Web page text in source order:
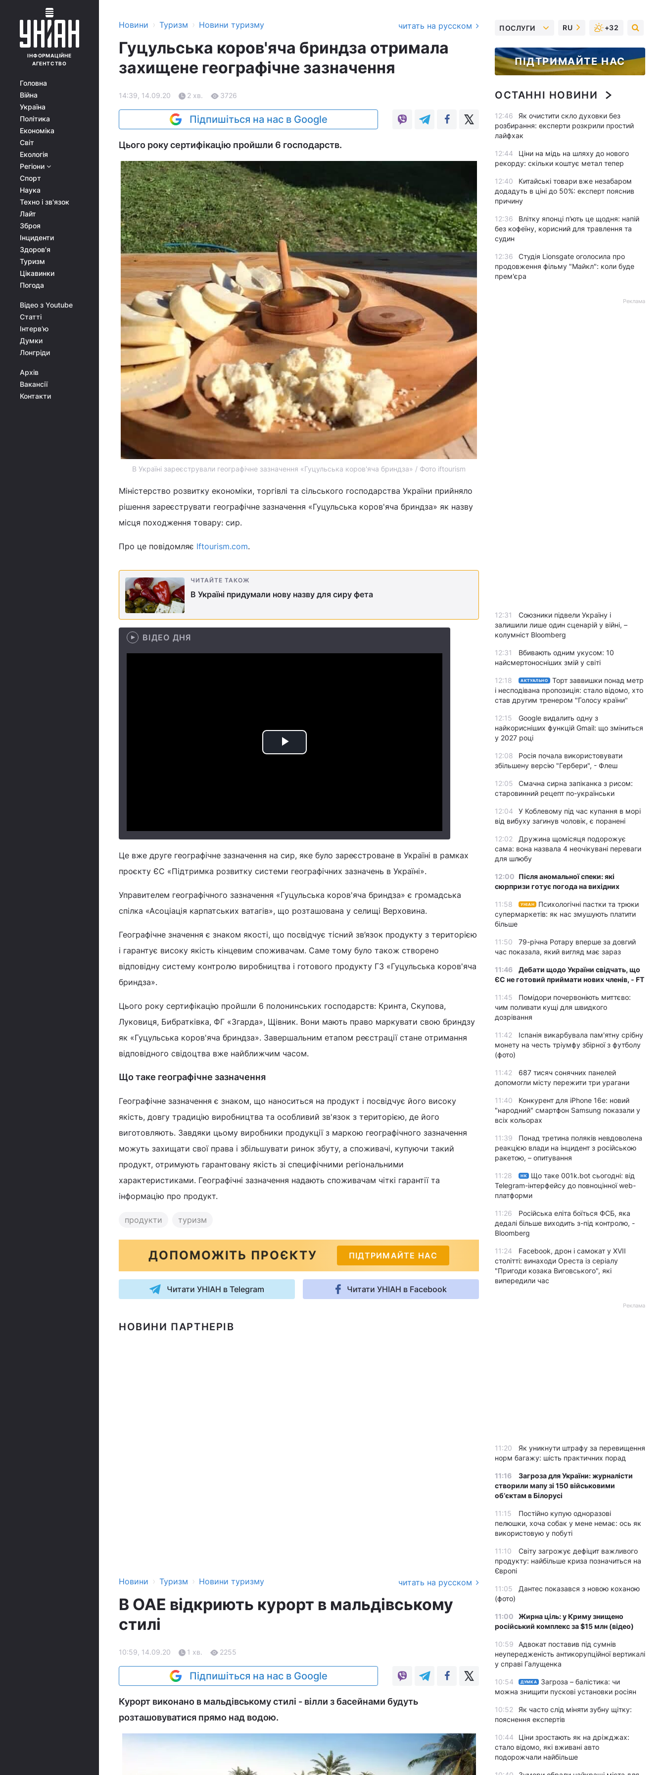
ІНФОРМАЦІЙНЕ
АГЕНТСТВО
Головна
Війна
Україна
Політика
Економіка
Світ
Екологія
Регіони
Спорт
Наука
Техно і зв'язок
Лайт
Зброя
Інциденти
Здоров'я
Туризм
Цікавинки
Погода
Відео з Youtube
Статті
Інтерв'ю
Думки
Лонгріди
Архів
Вакансії
Контакти
Новини › Туризм › Новини туризму читать на русском
Гуцульська коров'яча бриндза отримала
захищене географічне зазначення
14:39, 14.09.20 2 хв. 3726
Підпишіться на нас в Google
Цього року сертифікацію пройшли 6 господарств.
В Україні зареєстрували географічне зазначення «Гуцульська коров'яча бриндза» / Фото iftourism
Міністерство розвитку економіки, торгівлі та сільського господарства України прийняло
рішення зареєструвати географічне зазначення «Гуцульська коров'яча бриндза» як назву
місця походження товару: сир.
Про це повідомляє Іftourism.com.
ЧИТАЙТЕ ТАКОЖ
В Україні придумали нову назву для сиру фета
ВІДЕО ДНЯ
Play
Це вже друге географічне зазначення на сир, яке було зареєстроване в Україні в рамках
проєкту ЄС «Підтримка розвитку системи географічних зазначень в Україні».
Управителем географічного зазначення «Гуцульська коров'яча бриндза» є громадська
спілка «Асоціація карпатських ватагів», що розташована у селищі Верховина.
Географічне значення є знаком якості, що посвідчує тісний зв’язок продукту з територією
і гарантує високу якість кінцевим споживачам. Саме тому було також створено
відповідну систему контролю виробництва і готового продукту ГЗ «Гуцульська коров'яча
бриндза».
Цього року сертифікацію пройшли 6 полонинських господарств: Кринта, Скупова,
Луковиця, Бибратківка, ФГ «Згарда», Щівник. Вони мають право маркувати свою бриндзу
як «Гуцульська коров'яча бриндза». Завершальним етапом реєстрації стане отримання
відповідного свідоцтва вже найближчим часом.
Що таке географічне зазначення
Географічне зазначення є знаком, що наноситься на продукт і посвідчує його високу
якість, довгу традицію виробництва та особливий зв'язок з територією, де його
виготовляють. Завдяки цьому виробники продукції з маркою географічного зазначення
можуть захищати свої права і збільшувати ринок збуту, а споживачі, купуючи такий
продукт, отримують гарантовану якість зі специфічними регіональними
характеристиками. Географічні зазначення надають споживачам чіткі гарантії та
інформацію про продукт.
продукти туризм
ДОПОМОЖІТЬ ПРОЄКТУ ПІДТРИМАЙТЕ НАС
Читати УНІАН в Telegram Читати УНІАН в Facebook
НОВИНИ ПАРТНЕРІВ
Новини › Туризм › Новини туризму читать на русском
​В ОАЕ відкриють курорт в мальдівському
стилі
10:59, 14.09.20 1 хв. 2255
Підпишіться на нас в Google
Курорт виконано в мальдівському стилі - вілли з басейнами будуть
розташовуватися прямо над водою.
ПОСЛУГИ RU +32
ПІДТРИМАЙТЕ НАС
ОСТАННІ НОВИНИ
12:46
Як очистити скло духовки без
розбирання: експерти розкрили простий
лайфхак
12:44
Ціни на мідь на шляху до нового
рекорду: скільки коштує метал тепер
12:40
Китайські товари вже незабаром
додадуть в ціні до 50%: експерт пояснив
причину
12:36
Влітку японці п'ють це щодня: напій
без кофеїну, корисний для травлення та
судин
12:36
Студія Lionsgate оголосила про
продовження фільму "Майкл": коли буде
прем'єра
Реклама
12:31
Союзники підвели Україну і
залишили лише один сценарій у війні, –
колумніст Bloomberg
12:31
Вбивають одним укусом: 10
найсмертоносніших змій у світі
12:18 АКТУАЛЬНО
Торт заввишки понад метр
і несподівана пропозиція: стало відомо, хто
став другим тренером "Голосу країни"
12:15
Google видалить одну з
найкорисніших функцій Gmail: що зміниться
у 2027 році
12:08
Росія почала використовувати
збільшену версію "Гербери", - Флеш
12:05
Смачна сирна запіканка з рисом:
старовинний рецепт по-українськи
12:04
У Коблевому під час купання в морі
від вибуху загинув чоловік, є поранені
12:02
Дружина щомісяця подорожує
сама: вона назвала 4 неочікувані переваги
для шлюбу
12:00 Після аномальної спеки: які
сюрпризи готує погода на вихідних
11:58 УНІАН
Психологічні пастки та трюки
супермаркетів: як нас змушують платити
більше
11:50
79-річна Ротару вперше за довгий
час показала, який вигляд має зараз
11:46
Дебати щодо України свідчать, що
ЄС не готовий приймати нових членів, - FT
11:45
Помідори почервоніють миттєво:
чим поливати кущі для швидкого
дозрівання
11:42
Іспанія викарбувала пам'ятну срібну
монету на честь тріумфу збірної з футболу
(фото)
11:42
687 тисяч сонячних панелей
допомогли місту пережити три урагани
11:40
Конкурент для iPhone 16e: новий
"народний" смартфон Samsung показали у
всіх кольорах
11:39
Понад третина поляків невдоволена
реакцією влади на інцидент з російською
ракетою, – опитування
11:28 НК
Що таке 001k.bot сьогодні: від
Telegram-інтерфейсу до повноцінної web-
платформи
11:26
Російська еліта боїться ФСБ, яка
дедалі більше виходить з-під контролю, -
Bloomberg
11:24
Facebook, дрон і самокат у XVII
столітті: винаходи Ореста із серіалу
"Пригоди козака Виговського", які
випередили час
Реклама
11:20
Як уникнути штрафу за перевищення
норм багажу: шість практичних порад
11:16
Загроза для України: журналісти
створили мапу зі 150 військовими
обʼєктам в Білорусі
11:15
Постійно купую одноразові
пелюшки, хоча собак у мене немає: ось як
використовую у побуті
11:10
Світу загрожує дефіцит важливого
продукту: найбільше криза позначиться на
Європі
11:05
Дантес показався з новою коханою
(фото)
11:00
Жирна ціль: у Криму знищено
російський комплекс за $15 млн (відео)
10:59
Адвокат поставив під сумнів
неупередженість антикорупційної вертикалі
у справі Галущенка
10:54 ДУМКА
Загроза – балістика: чи
можна знищити пускові установки росіян
10:52
Як часто слід міняти зубну щітку:
пояснення експертів
10:44
Ціни зростають як на дріжджах:
стало відомо, які вживані авто
подорожчали найбільше